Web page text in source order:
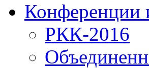
Конференции
РКК-2016